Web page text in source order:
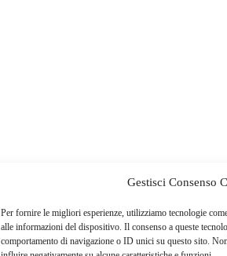
Gestisci Consenso
Per fornire le migliori esperienze, utilizziamo tecnologie
alle informazioni del dispositivo. Il consenso a queste
comportamento di navigazione o ID unici su questo sito.